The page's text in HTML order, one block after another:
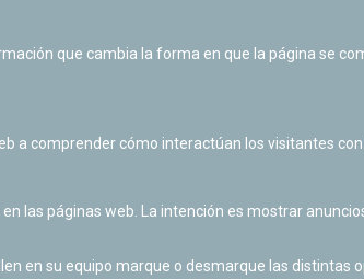
que cambia la forma en que la página se
a comprender cómo interactúan los visitantes
las páginas web. La intención es mostrar
en su equipo marque o desmarque las